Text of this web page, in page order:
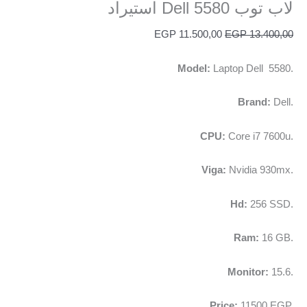
لاب توب Dell 5580 استيراد
EGP13.400,00
EGP 11.500,00
Model: Laptop Dell 5580.
Brand: Dell.
CPU: Core i7 7600u.
Viga: Nvidia 930mx.
Hd: 256 SSD.
Ram: 16 GB.
Monitor: 15.6.